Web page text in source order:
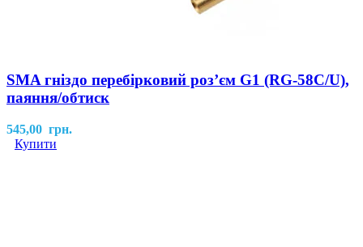
SMA гніздо перебірковий розʼєм G1 (RG-58C/U),
паяння/обтиск
545,00 грн.
Купити